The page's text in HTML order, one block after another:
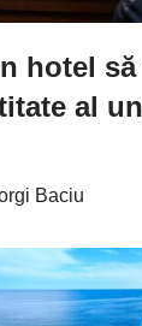
hotel
al
Baciu